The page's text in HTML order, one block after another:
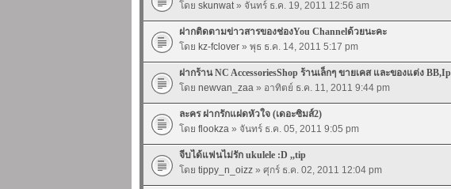
โดย skunwat» จันทร์ ธ.ค. 19, 2011 12:56 am
ฝากติดตามข่าวสารของช่องYou Channelด้วยนะคะ
โดย kz-fclover » พุธ ธ.ค. 14, 2011 5:17 pm
ฝากร้าน NC AccessoriesShop ร้านเล็กๆ ขายเคส และของแต่ง BB,Ip
โดย newvan_zaa » อาทิตย์ ธ.ค. 11, 2011 9:44 pm
ละคร ฝากรักแฝดหัวใจ (เดอะซิมส์2)
โดย flookza » จันทร์ ธ.ค. 05, 2011 9:05 pm
จีบได้แฟนไม่รัก ukulele :D ,,tip
โดย tippy_n_oizz » ศุกร์ ธ.ค. 02, 2011 12:04 pm